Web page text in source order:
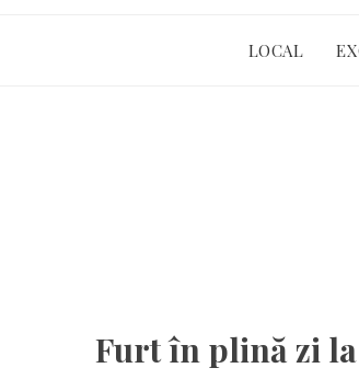
LOCAL
Furt în plină zi la